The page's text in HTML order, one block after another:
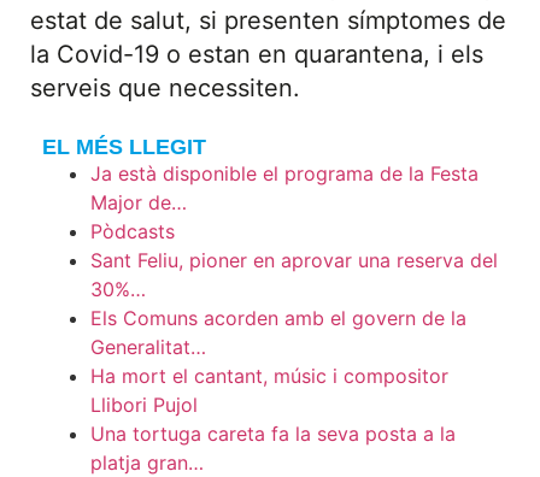
estat de salut, si presenten símptomes de
la Covid-19 o estan en quarantena, i els
serveis que necessiten.
EL MÉS LLEGIT
Ja està disponible el programa de la Festa
Major de…
Pòdcasts
Sant Feliu, pioner en aprovar una reserva del
30%…
Els Comuns acorden amb el govern de la
Generalitat…
Ha mort el cantant, músic i compositor
Llibori Pujol
Una tortuga careta fa la seva posta a la
platja gran…